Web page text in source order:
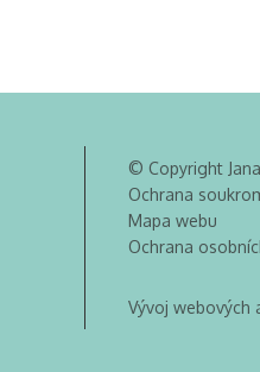
© Copyright
Ochrana
Mapa webu
Ochrana
Vývoj webových